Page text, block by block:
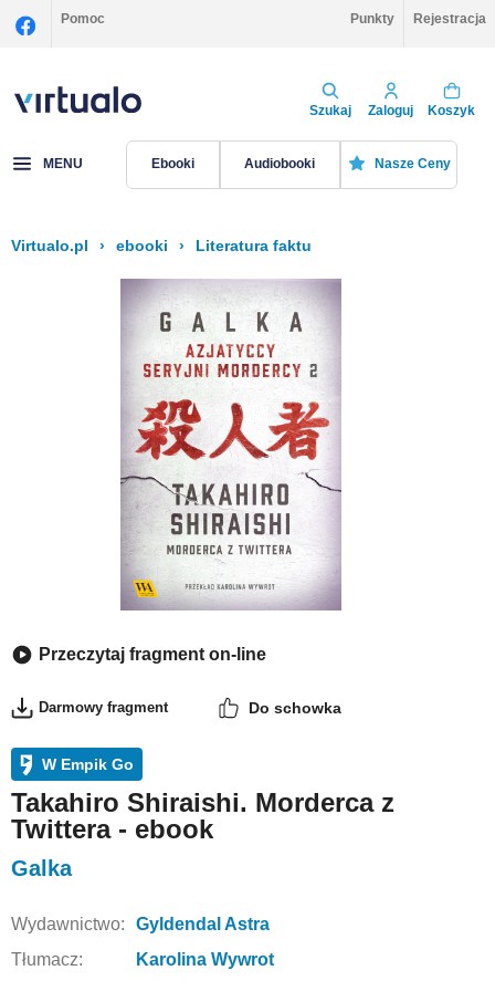
Pomoc Punkty Rejestracja
Szukaj Zaloguj Koszyk
MENU Ebooki Audiobooki Nasze Ceny
Virtualo.pl › ebooki › Literatura faktu
Przeczytaj fragment on-line
Darmowy fragment Do schowka
W Empik Go
Takahiro Shiraishi. Morderca z
Twittera - ebook
Galka
Wydawnictwo:
Gyldendal Astra
Tłumacz:
Karolina Wywrot